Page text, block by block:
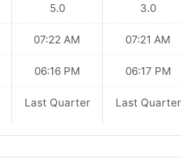
5.0
07:22 AM
06:16 PM
Last Quarter
3.0
07:21 AM
06:17 PM
Last Quarter